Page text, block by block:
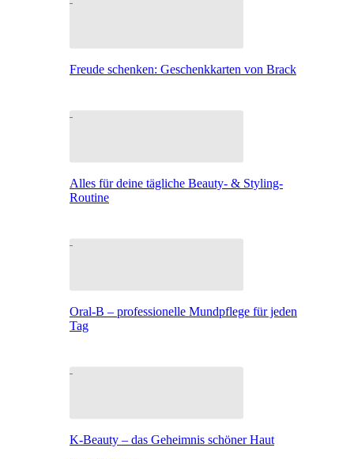
Freude schenken: Geschenkkarten von Brack
Alles für deine tägliche Beauty- & Styling-
Routine
Oral-B – professionelle Mundpflege für jeden
Tag
K-Beauty – das Geheimnis schöner Haut